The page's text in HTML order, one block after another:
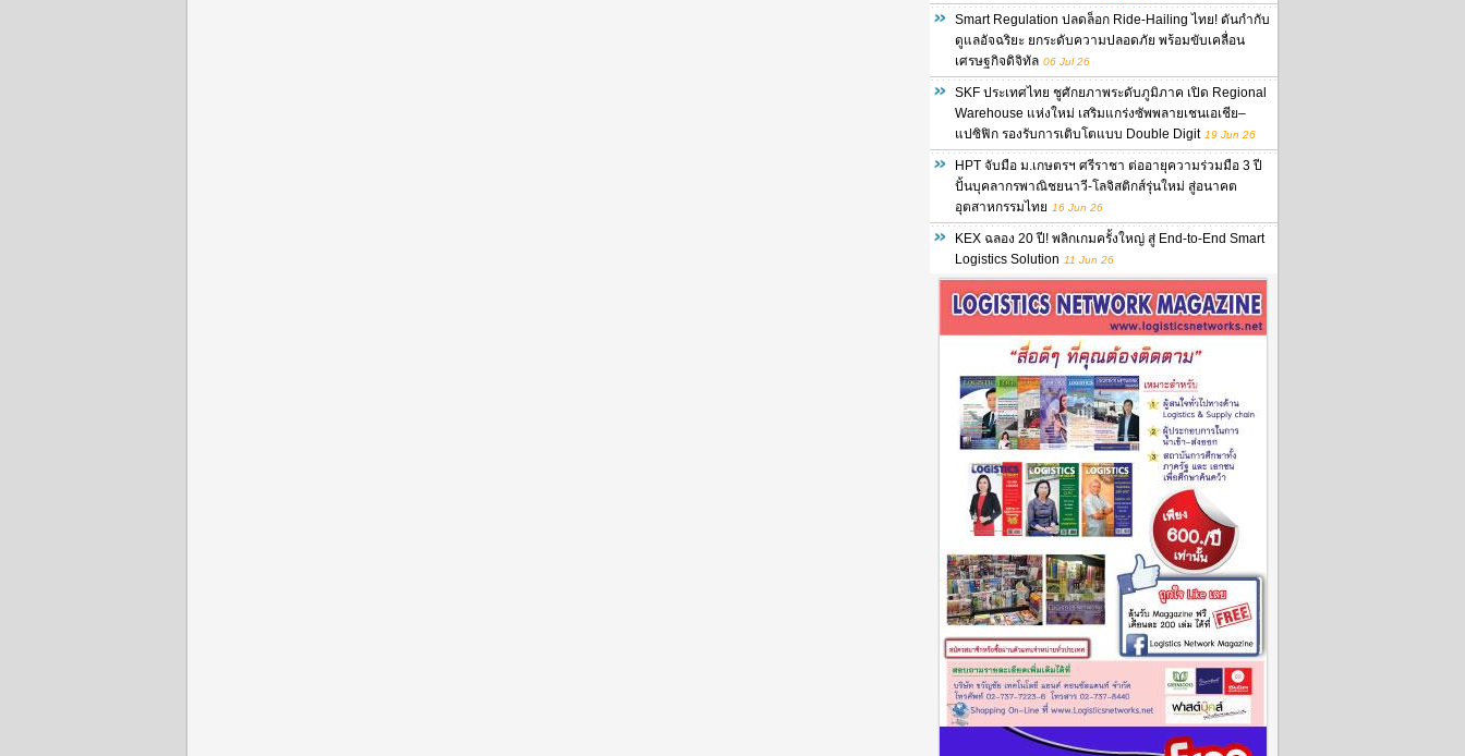
Smart Regulation ปลดล็อก Ride-Hailing ไทย! ดันกำกับ
ดูแลอัจฉริยะ ยกระดับความปลอดภัย พร้อมขับเคลื่อน
เศรษฐกิจดิจิทัล 06 Jul 26
SKF ประเทศไทย ชูศักยภาพระดับภูมิภาค เปิด Regional
Warehouse แห่งใหม่ เสริมแกร่งซัพพลายเชนเอเชีย–
แปซิฟิก รองรับการเติบโตแบบ Double Digit 19 Jun 26
HPT จับมือ ม.เกษตรฯ ศรีราชา ต่ออายุความร่วมมือ 3 ปี
ปั้นบุคลากรพาณิชยนาวี-โลจิสติกส์รุ่นใหม่ สู่อนาคต
อุตสาหกรรมไทย 16 Jun 26
KEX ฉลอง 20 ปี! พลิกเกมครั้งใหญ่ สู่ End-to-End Smart
Logistics Solution 11 Jun 26